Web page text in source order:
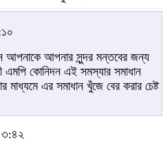
আপনার সুন্দর মন্তবের জন্য
কোনিদন এই সমস্যার সমাধান
মাধ্যমে এর সমাধান খুঁজে বের করার চেষ্ট
৩:৪২